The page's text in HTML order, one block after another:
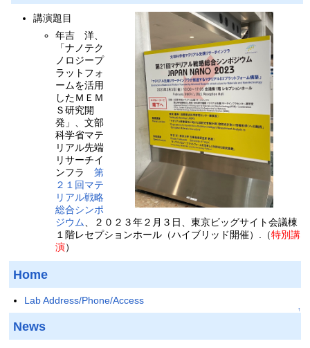
講演題目
年吉 洋、
「ナノテク
ノロジープ
ラットフォ
ームを活用
したＭＥＭ
Ｓ研究開
発」、文部
科学省マテ
リアル先端
リサーチイ
ンフラ第
２１回マテ
リアル戦略
総合シンポ
ジウム
、２０２３年２月３日、東京ビッグサイト会議棟
１階レセプションホール（ハイブリッド開催）.（特別講
演）
Home
Lab Address/Phone/Access
↑
News